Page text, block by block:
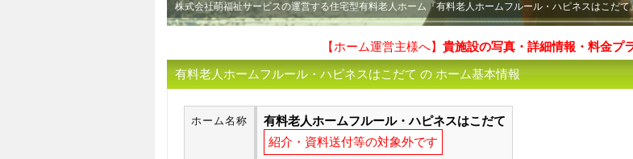
株式会社萌福祉サービスの運営する住宅型有料老人ホーム『有料老人ホームフルール・ハピネスはこだて
【ホーム運営主様へ】 貴施設の写真・詳細情報・料金プ
有料老人ホームフルール・ハピネスはこだて の ホーム基本情報
ホーム名称
有料老人ホームフルール・ハピネスはこだて
紹介・資料送付等の対象外です